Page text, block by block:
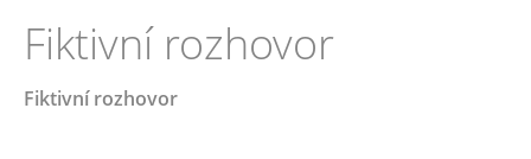
Fiktivní rozhovor
Fiktivní rozhovor